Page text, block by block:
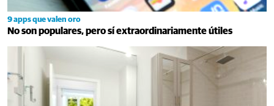
9 apps que valen oro
No son populares, pero sí extraordinariamente útiles